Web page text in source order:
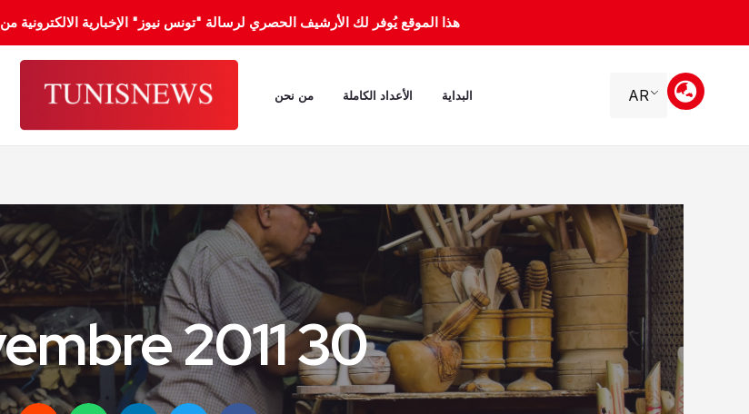
هذا الموقع يُوفر لك الأرشيف الحصري لرسالة "تونس نيوز" الإخبارية الالكترونية من 1 ماي 2000 إلى 31 جانفي 2012.
AR البداية الأعداد الكاملة من نحن
30 novembre 2011